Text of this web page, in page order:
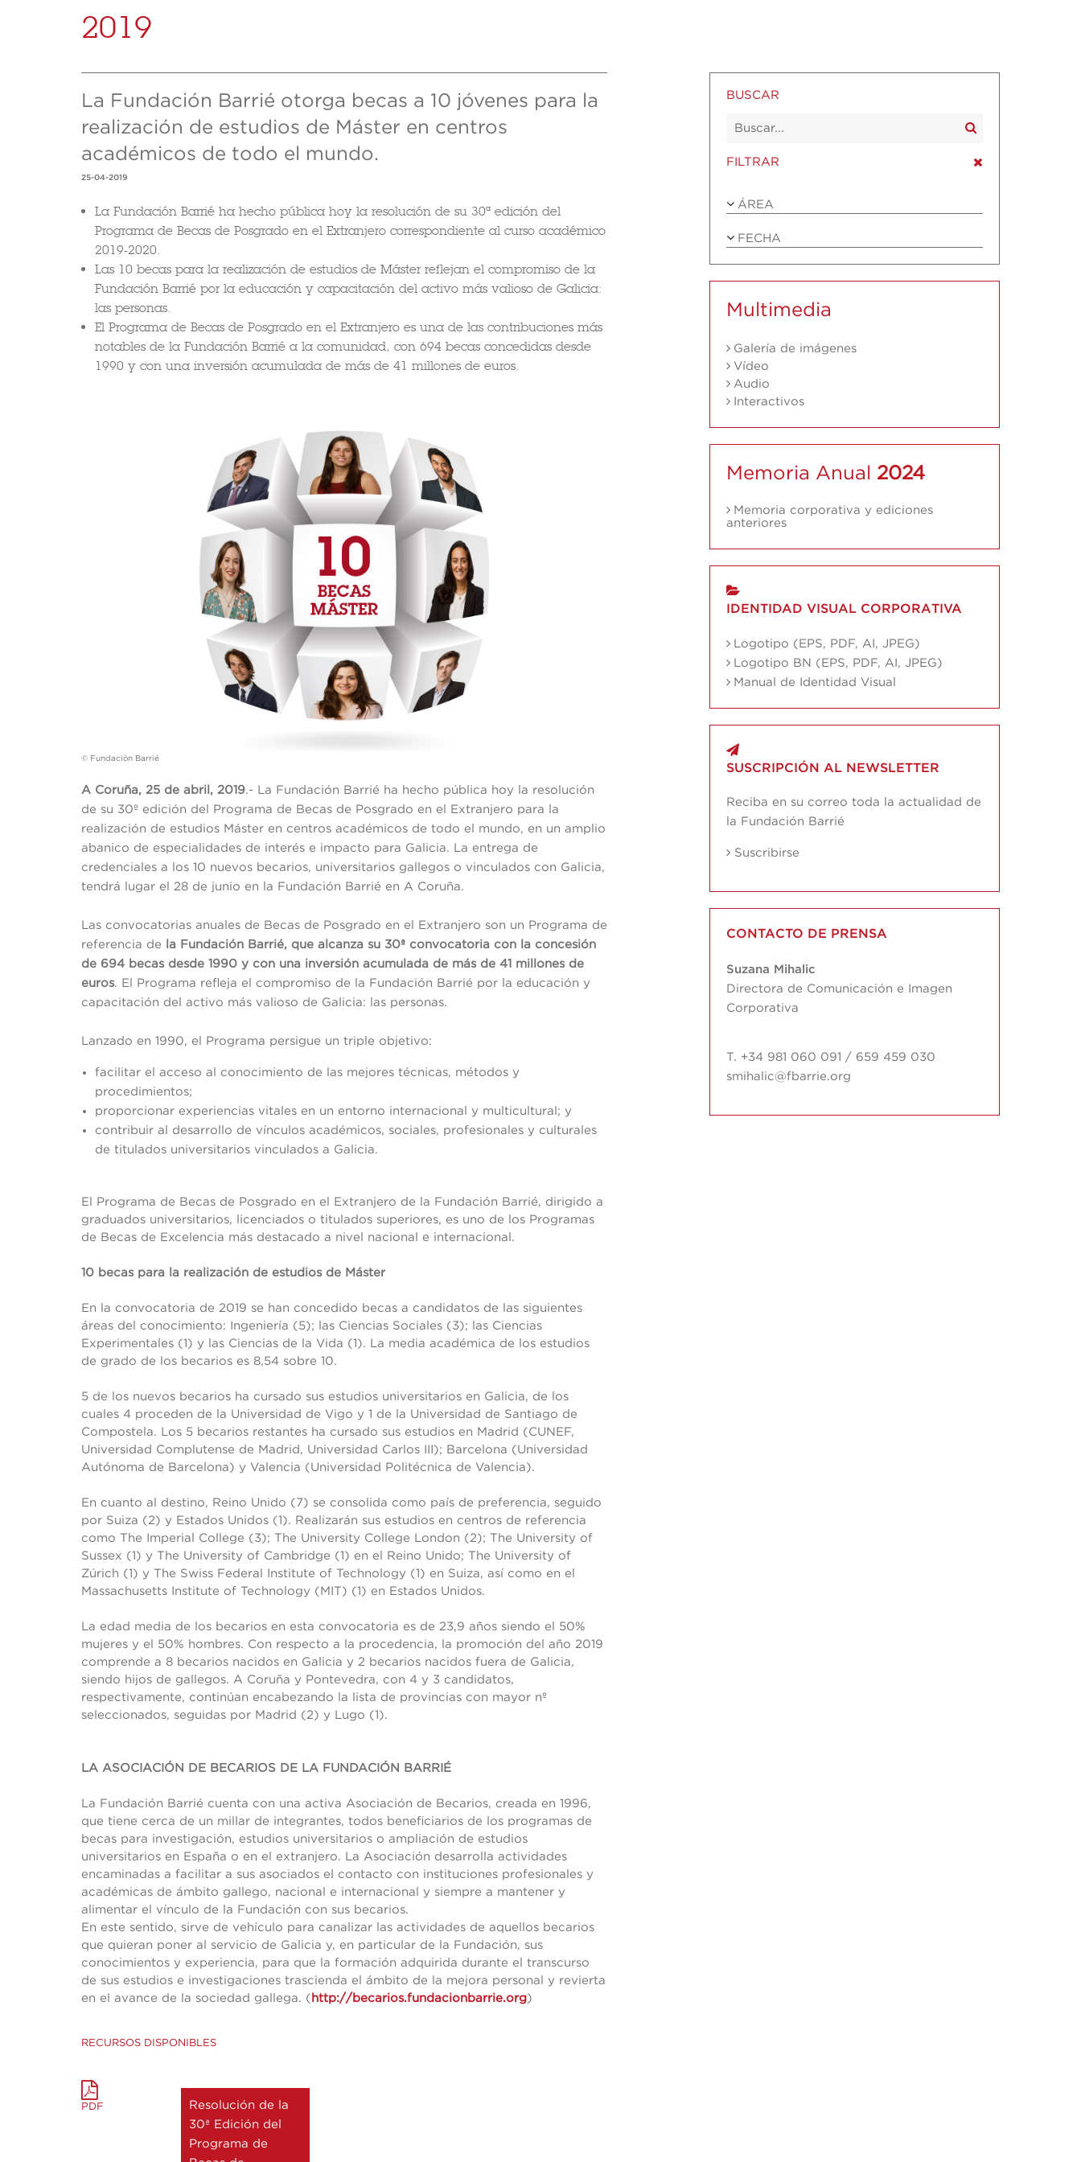
2019
BUSCAR
FILTRAR
ÁREA
FECHA
Multimedia
Galería de imágenes
Vídeo
Audio
Interactivos
Memoria Anual 2024
Memoria corporativa y ediciones
anteriores
IDENTIDAD VISUAL CORPORATIVA
Logotipo (EPS, PDF, AI, JPEG)
Logotipo BN (EPS, PDF, AI, JPEG)
Manual de Identidad Visual
SUSCRIPCIÓN AL NEWSLETTER
Reciba en su correo toda la actualidad de
la Fundación Barrié
Suscribirse
CONTACTO DE PRENSA
Suzana Mihalic
Directora de Comunicación e Imagen
Corporativa
T. +34 981 060 091 / 659 459 030
smihalic@fbarrie.org
La Fundación Barrié otorga becas a 10 jóvenes para la
realización de estudios de Máster en centros
académicos de todo el mundo.
25-04-2019
La Fundación Barrié ha hecho pública hoy la resolución de su 30ª edición del
Programa de Becas de Posgrado en el Extranjero correspondiente al curso académico
2019-2020.
Las 10 becas para la realización de estudios de Máster reflejan el compromiso de la
Fundación Barrié por la educación y capacitación del activo más valioso de Galicia:
las personas.
El Programa de Becas de Posgrado en el Extranjero es una de las contribuciones más
notables de la Fundación Barrié a la comunidad, con 694 becas concedidas desde
1990 y con una inversión acumulada de más de 41 millones de euros.
© Fundación Barrié
A Coruña, 25 de abril, 2019.- La Fundación Barrié ha hecho pública hoy la resolución
de su 30º edición del Programa de Becas de Posgrado en el Extranjero para la
realización de estudios Máster en centros académicos de todo el mundo, en un amplio
abanico de especialidades de interés e impacto para Galicia. La entrega de
credenciales a los 10 nuevos becarios, universitarios gallegos o vinculados con Galicia,
tendrá lugar el 28 de junio en la Fundación Barrié en A Coruña.
Las convocatorias anuales de Becas de Posgrado en el Extranjero son un Programa de
referencia de
la Fundación Barrié, que alcanza su 30ª convocatoria con la concesión
de 694 becas desde 1990 y con una inversión acumulada de más de 41 millones de
euros. El Programa refleja el compromiso de la Fundación Barrié por la educación y
capacitación del activo más valioso de Galicia: las personas.
Lanzado en 1990, el Programa persigue un triple objetivo:
facilitar el acceso al conocimiento de las mejores técnicas, métodos y
procedimientos;
proporcionar experiencias vitales en un entorno internacional y multicultural; y
contribuir al desarrollo de vínculos académicos, sociales, profesionales y culturales
de titulados universitarios vinculados a Galicia.
El Programa de Becas de Posgrado en el Extranjero de la Fundación Barrié, dirigido a
graduados universitarios, licenciados o titulados superiores, es uno de los Programas
de Becas de Excelencia más destacado a nivel nacional e internacional.
10 becas para la realización de estudios de Máster
En la convocatoria de 2019 se han concedido becas a candidatos de las siguientes
áreas del conocimiento: Ingeniería (5); las Ciencias Sociales (3); las Ciencias
Experimentales (1) y las Ciencias de la Vida (1). La media académica de los estudios
de grado de los becarios es 8,54 sobre 10.
5 de los nuevos becarios ha cursado sus estudios universitarios en Galicia, de los
cuales 4 proceden de la Universidad de Vigo y 1 de la Universidad de Santiago de
Compostela. Los 5 becarios restantes ha cursado sus estudios en Madrid (CUNEF,
Universidad Complutense de Madrid, Universidad Carlos III); Barcelona (Universidad
Autónoma de Barcelona) y Valencia (Universidad Politécnica de Valencia).
En cuanto al destino, Reino Unido (7) se consolida como país de preferencia, seguido
por Suiza (2) y Estados Unidos (1). Realizarán sus estudios en centros de referencia
como The Imperial College (3); The University College London (2); The University of
Sussex (1) y The University of Cambridge (1) en el Reino Unido; The University of
Zúrich (1) y The Swiss Federal Institute of Technology (1) en Suiza, así como en el
Massachusetts Institute of Technology (MIT) (1) en Estados Unidos.
La edad media de los becarios en esta convocatoria es de 23,9 años siendo el 50%
mujeres y el 50% hombres. Con respecto a la procedencia, la promoción del año 2019
comprende a 8 becarios nacidos en Galicia y 2 becarios nacidos fuera de Galicia,
siendo hijos de gallegos. A Coruña y Pontevedra, con 4 y 3 candidatos,
respectivamente, continúan encabezando la lista de provincias con mayor nº
seleccionados, seguidas por Madrid (2) y Lugo (1).
LA ASOCIACIÓN DE BECARIOS DE LA FUNDACIÓN BARRIÉ
La Fundación Barrié cuenta con una activa Asociación de Becarios, creada en 1996,
que tiene cerca de un millar de integrantes, todos beneficiarios de los programas de
becas para investigación, estudios universitarios o ampliación de estudios
universitarios en España o en el extranjero. La Asociación desarrolla actividades
encaminadas a facilitar a sus asociados el contacto con instituciones profesionales y
académicas de ámbito gallego, nacional e internacional y siempre a mantener y
alimentar el vínculo de la Fundación con sus becarios.
En este sentido, sirve de vehículo para canalizar las actividades de aquellos becarios
que quieran poner al servicio de Galicia y, en particular de la Fundación, sus
conocimientos y experiencia, para que la formación adquirida durante el transcurso
de sus estudios e investigaciones trascienda el ámbito de la mejora personal y revierta
en el avance de la sociedad gallega. ( http://becarios.fundacionbarrie.org)
RECURSOS DISPONIBLES
PDF
Resolución de la
30ª Edición del
Programa de